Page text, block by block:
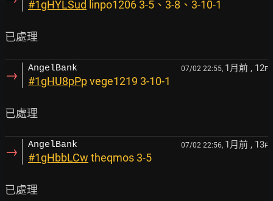
#1gHYLSud linpo1206 3-5、3-8、3-10-1
→ AngelBank 07/02 22:55, 1月前 , 12F
#1gHU8pPpvege1219 3-10-1
→ AngelBank 07/02 22:56, 1月前 , 13F
#1gHbbLCw theqmos 3-5